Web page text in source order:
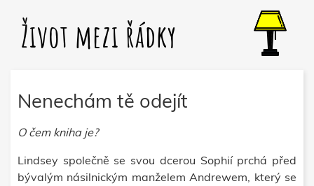
Život mezi řádky
Nenechám tě odejít
O čem kniha je?
Lindsey společně se svou dcerou Sophií prchá před
bývalým násilnickým manželem Andrewem, který se